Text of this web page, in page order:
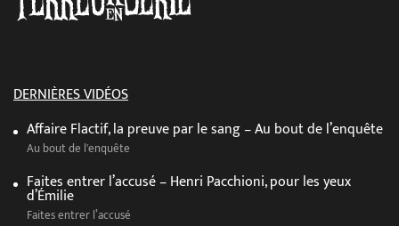
DERNIÈRES VIDÉOS
Affaire Flactif, la preuve par le sang – Au bout de l’enquête
Au bout de l'enquête
Faites entrer l’accusé – Henri Pacchioni, pour les yeux
d’Émilie
Faites entrer l’accusé